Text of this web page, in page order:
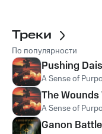
Треки
По популярности
Pushing
A Sense of
The Wounds
A Sense of
Ganon Battle